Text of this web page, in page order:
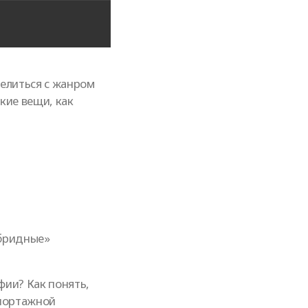
с жанром
вещи, как
Как понять,